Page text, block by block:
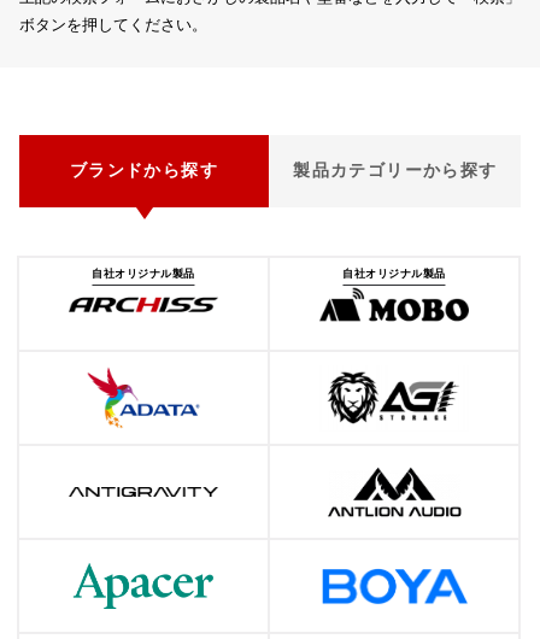
ボタンを押してください。
ブランドから探す 製品カテゴリーから探す
自社オリジナル製品 自社オリジナル製品